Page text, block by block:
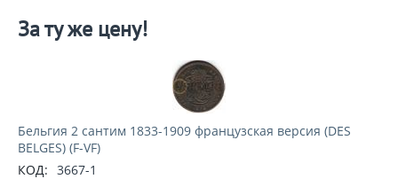
За ту же цену!
Бельгия 2 сантим 1833-1909 французская версия (DES
BELGES) (F-VF)
КОД: 3667-1